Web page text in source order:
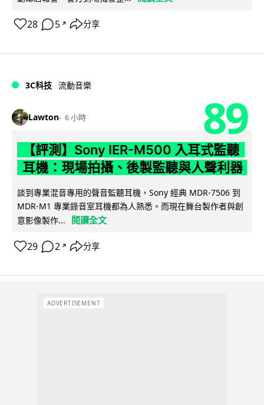
28 5 ↗ 分享
3C科技 流動音樂
Lawton 6 小時 89
【評測】Sony IER-M500 入耳式監聽
耳機：現場拍攝、後製監聽與人聲利器
談到專業混音專用的聲音監聽耳機，Sony 經典 MDR-7506 到
MDR-M1 專業錄音室耳機都為人熟悉。而現在舞台製作者與創
意影像製作...
閱讀全文
29 2 ↗ 分享
ADVERTISEMENT